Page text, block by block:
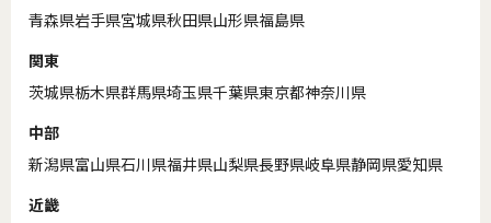
青森県岩手県宮城県秋田県山形県福島県
関東
茨城県栃木県群馬県埼玉県千葉県東京都神奈川県
中部
新潟県富山県石川県福井県山梨県長野県岐阜県静岡県愛知県
近畿